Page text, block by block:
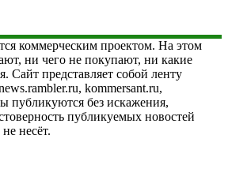
коммерческим проектом. На этом
ни чего не покупают, ни какие
Сайт представляет собой ленту
kommersant.ru,
публикуются без искажения,
публикуемых новостей
несёт.